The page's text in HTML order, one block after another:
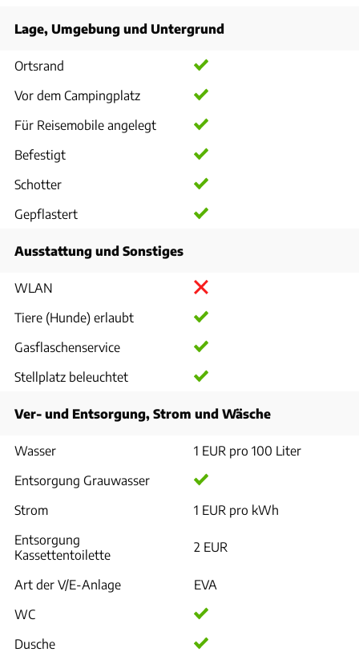
Lage, Umgebung und Untergrund
Ortsrand
Vor dem Campingplatz
Für Reisemobile angelegt
Befestigt
Schotter
Gepflastert
Ausstattung und Sonstiges
WLAN
Tiere (Hunde) erlaubt
Gasflaschenservice
Stellplatz beleuchtet
Ver- und Entsorgung, Strom und Wäsche
Wasser
1 EUR pro 100 Liter
Entsorgung Grauwasser
Strom
1 EUR pro kWh
Entsorgung
Kassettentoilette
2 EUR
Art der V/E-Anlage
EVA
WC
Dusche